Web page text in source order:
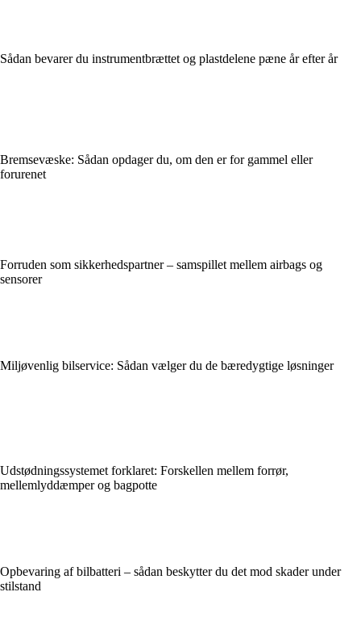
Sådan bevarer du instrumentbrættet og plastdelene pæne år efter år
Bremsevæske: Sådan opdager du, om den er for gammel eller
forurenet
Forruden som sikkerhedspartner – samspillet mellem airbags og
sensorer
Miljøvenlig bilservice: Sådan vælger du de bæredygtige løsninger
Udstødningssystemet forklaret: Forskellen mellem forrør,
mellemlyddæmper og bagpotte
Opbevaring af bilbatteri – sådan beskytter du det mod skader under
stilstand